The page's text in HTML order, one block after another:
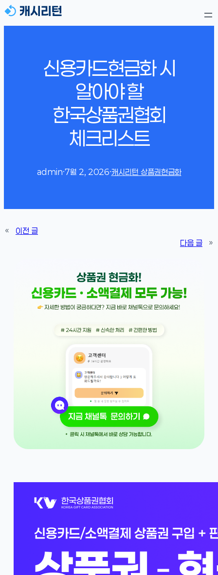
신용카드현금화 시
알아야 할
한국상품권협회
체크리스트
admin·7월 2, 2026·캐시리턴 상품권현금화
«
이전 글
다음 글
»